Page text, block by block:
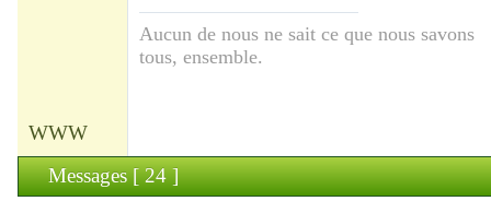
photo (miniatures) sur 2
lignes*/
#thumbnails .card-title
.ellipsis {
Aucun de nous ne sait ce que nous savons
tous, ensemble.
WWW
Messages [ 24 ]